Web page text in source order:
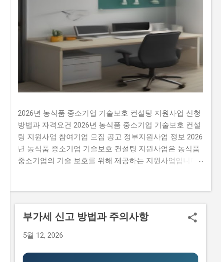
2026년 농식품 중소기업 기술보호 컨설팅 지원사업 신청
방법과 자격요건 2026년 농식품 중소기업 기술보호 컨설
팅 지원사업 참여기업 모집 공고 정부지원사업 정보 2026
년 농식품 중소기업 기술보호 컨설팅 지원사업은 농식품
중소기업의 기술 보호를 위해 제공하는 지원사업입니다.
한 비용을 지원받을 수 있는 기회입니다. 많은 사람이 이
지원사업에 신청하지 않는 이유는 신청 과정이 복잡하고
신청하기가 쉽지 않습니다. 실제로 탈락하는 이유 중 하나
부가세 신고 방법과 주의사항
5월 12, 2026